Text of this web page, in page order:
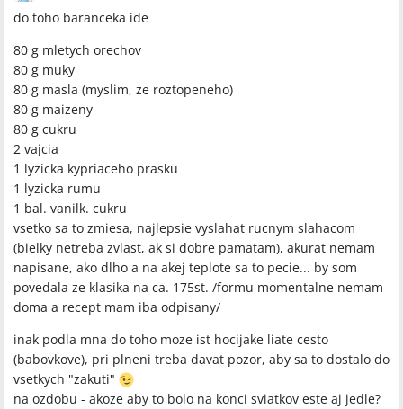
do toho baranceka ide
80 g mletych orechov
80 g muky
80 g masla (myslim, ze roztopeneho)
80 g maizeny
80 g cukru
2 vajcia
1 lyzicka kypriaceho prasku
1 lyzicka rumu
1 bal. vanilk. cukru
vsetko sa to zmiesa, najlepsie vyslahat rucnym slahacom
(bielky netreba zvlast, ak si dobre pamatam), akurat nemam
napisane, ako dlho a na akej teplote sa to pecie... by som
povedala ze klasika na ca. 175st. /formu momentalne nemam
doma a recept mam iba odpisany/
inak podla mna do toho moze ist hocijake liate cesto
(babovkove), pri plneni treba davat pozor, aby sa to dostalo do
vsetkych "zakuti"
na ozdobu - akoze aby to bolo na konci sviatkov este aj jedle?